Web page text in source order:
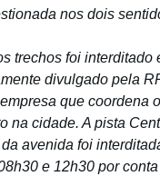
nos dois
trechos foi interditado
divulgado pela
que coordena o
na cidade. A pista
avenida foi
e 12h30 por